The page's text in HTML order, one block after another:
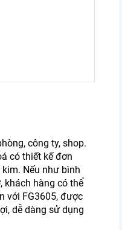
công ty, shop.
có thiết kế đơn
Nếu như bình
khách hàng có thể
với FG3605, được
dễ dàng sử dụng